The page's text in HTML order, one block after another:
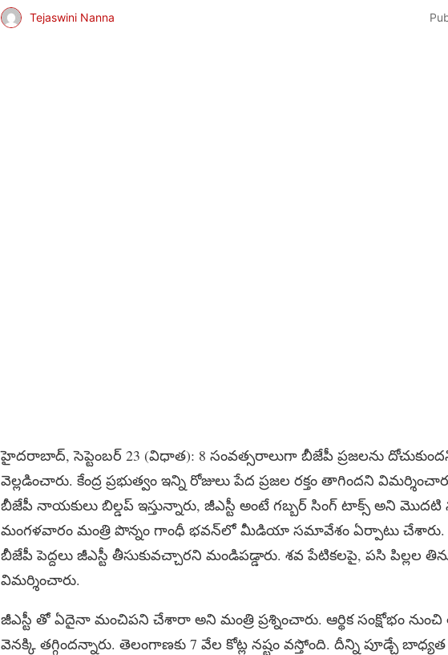
Tejaswini Nanna
హైదరాబాద్, సెప్టెంబర్ 23 (విధాత): 8 సంవత్సరాలుగా బీజేపీ ప్రజలను
వెల్లడించారు. కేంద్ర ప్రభుత్వం ఇన్ని రోజులు పేద ప్రజల రక్తం తాగిందని
బీజేపీ నాయకులు బిల్డప్ ఇస్తున్నారు, జీఎస్టీ అంటే గబ్బర్ సింగ్ టాక్స్ అని మొదటి
మంగళవారం మంత్రి పొన్నం గాంధీ భవన్‌లో మీడియా సమావేశం ఏర్పాటు చేశారు.
బీజేపీ పెద్దలు జీఎస్టీ తీసుకువచ్చారని మండిపడ్డారు. శవ పేటికలపై, పసి పిల్లల
విమర్శించారు.
జీఎస్టీ తో ఏదైనా మంచిపని చేశారా అని మంత్రి ప్రశ్నించారు. ఆర్థిక సంక్షోభం
వెనక్కి తగ్గిందన్నారు. తెలంగాణకు 7 వేల కోట్ల నష్టం వస్తోంది. దీన్ని పూడ్చే